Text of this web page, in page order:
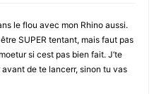
le flou avec mon Rhino aussi.
SUPER tentant, mais faut pas
si cest pas bien fait. J’te
de te lancerr, sinon tu vas